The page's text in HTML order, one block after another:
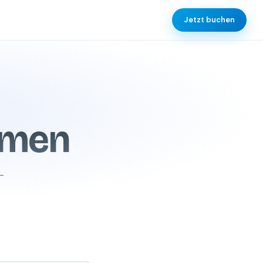
Jetzt buchen